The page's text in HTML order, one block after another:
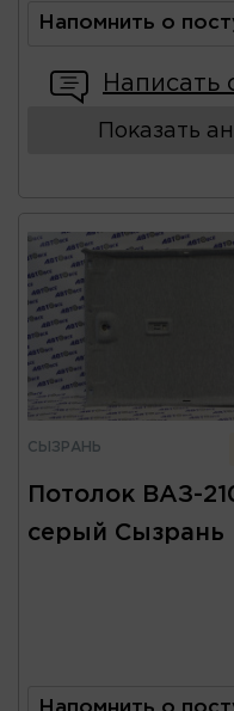
Напомнить о
Написать
Показать
СЫЗРАНЬ
Потолок ВАЗ-
серый Сызрань